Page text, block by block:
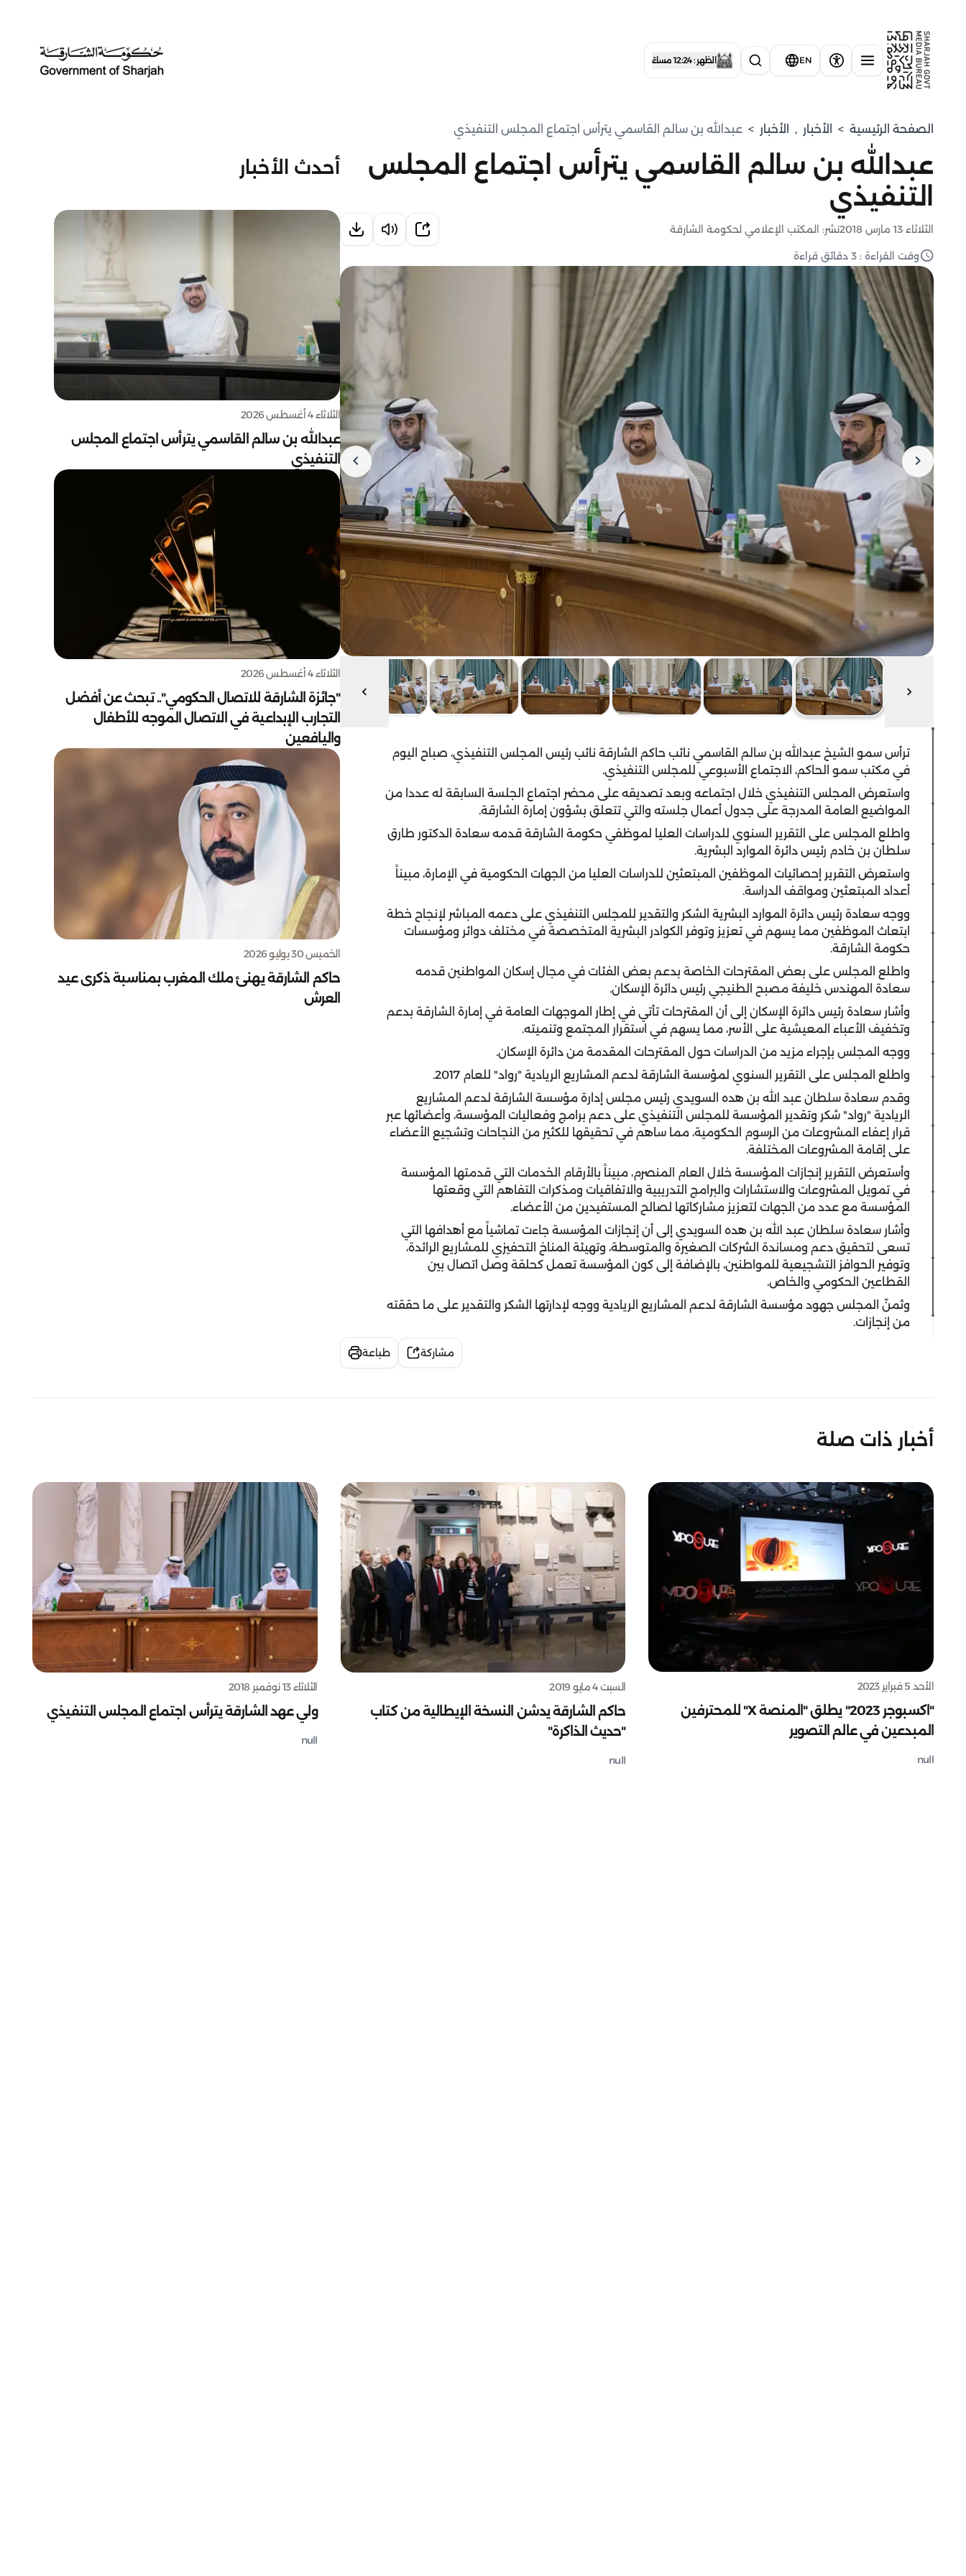
EN الظهر : 12:24 مساءً
الصفحة الرئيسية > الأخبار , الأخبار > عبدالله بن سالم القاسمي يترأس اجتماع المجلس التنفيذي
عبدالله بن سالم القاسمي يترأس اجتماع المجلس
التنفيذي
الثلاثاء 13 مارس 2018 نشر: المكتب الإعلامي لحكومة الشارقة
وقت القراءة : 3 دقائق قراءة
ترأس سمو الشيخ عبدالله بن سالم القاسمي نائب حاكم الشارقة نائب رئيس المجلس التنفيذي، صباح اليوم
في مكتب سمو الحاكم، الاجتماع الأسبوعي للمجلس التنفيذي.
واستعرض المجلس التنفيذي خلال اجتماعه وبعد تصديقه على محضر اجتماع الجلسة السابقة له عددا من
المواضيع العامة المدرجة على جدول أعمال جلسته والتي تتعلق بشؤون إمارة الشارقة.
واطلع المجلس على التقرير السنوي للدراسات العليا لموظفي حكومة الشارقة قدمه سعادة الدكتور طارق
سلطان بن خادم رئيس دائرة الموارد البشرية.
واستعرض التقرير إحصائيات الموظفين المبتعثين للدراسات العليا من الجهات الحكومية في الإمارة، مبيناً
أعداد المبتعثين ومواقف الدراسة.
ووجه سعادة رئيس دائرة الموارد البشرية الشكر والتقدير للمجلس التنفيذي على دعمه المباشر لإنجاح خطة
ابتعاث الموظفين مما يسهم في تعزيز وتوفر الكوادر البشرية المتخصصة في مختلف دوائر ومؤسسات
حكومة الشارقة.
واطلع المجلس على بعض المقترحات الخاصة بدعم بعض الفئات في مجال إسكان المواطنين قدمه
سعادة المهندس خليفة مصبح الطنيجي رئيس دائرة الإسكان.
وأشار سعادة رئيس دائرة الإسكان إلى أن المقترحات تأتي في إطار الموجهات العامة في إمارة الشارقة بدعم
وتخفيف الأعباء المعيشية على الأسر، مما يسهم في استقرار المجتمع وتنميته.
ووجه المجلس بإجراء مزيد من الدراسات حول المقترحات المقدمة من دائرة الإسكان.
واطلع المجلس على التقرير السنوي لمؤسسة الشارقة لدعم المشاريع الريادية "رواد" للعام 2017.
وقدم سعادة سلطان عبد الله بن هده السويدي رئيس مجلس إدارة مؤسسة الشارقة لدعم المشاريع
الريادية "رواد" شكر وتقدير المؤسسة للمجلس التنفيذي على دعم برامج وفعاليات المؤسسة، وأعضائها عبر
قرار إعفاء المشروعات من الرسوم الحكومية، مما ساهم في تحقيقها للكثير من النجاحات وتشجيع الأعضاء
على إقامة المشروعات المختلفة.
وأستعرض التقرير إنجازات المؤسسة خلال العام المنصرم، مبيناً بالأرقام الخدمات التي قدمتها المؤسسة
في تمويل المشروعات والاستشارات والبرامج التدريبية والاتفاقيات ومذكرات التفاهم التي وقعتها
المؤسسة مع عدد من الجهات لتعزيز مشاركاتها لصالح المستفيدين من الأعضاء.
وأشار سعادة سلطان عبد الله بن هده السويدي إلى أن إنجازات المؤسسة جاءت تماشياً مع أهدافها التي
تسعى لتحقيق دعم ومساندة الشركات الصغيرة والمتوسطة، وتهيئة المناخ التحفيزي للمشاريع الرائدة،
وتوفير الحوافز التشجيعية للمواطنين، بالإضافة إلى كون المؤسسة تعمل كحلقة وصل اتصال بين
القطاعين الحكومي والخاص.
وثمنّ المجلس جهود مؤسسة الشارقة لدعم المشاريع الريادية ووجه لإدارتها الشكر والتقدير على ما حققته
من إنجازات.
مشاركة طباعة
أحدث الأخبار
الثلاثاء 4 أغسطس 2026
عبدالله بن سالم القاسمي يترأس اجتماع المجلس
التنفيذي
الثلاثاء 4 أغسطس 2026
"جائزة الشارقة للاتصال الحكومي".. تبحث عن أفضل
التجارب الإبداعية في الاتصال الموجه للأطفال
واليافعين
الخميس 30 يوليو 2026
حاكم الشارقة يهنئ ملك المغرب بمناسبة ذكرى عيد
العرش
أخبار ذات صلة
الأحد 5 فبراير 2023
"اكسبوجر 2023" يطلق "المنصة X" للمحترفين
المبدعين في عالم التصوير
null
السبت 4 مايو 2019
حاكم الشارقة يدشن النسخة الإيطالية من كتاب
"حديث الذاكرة"
null
الثلاثاء 13 نوفمبر 2018
ولي عهد الشارقة يترأس اجتماع المجلس التنفيذي
null